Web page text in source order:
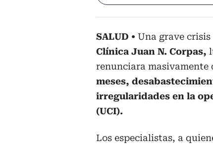
SALUD
Una grave
Clínica Juan N. Corpas,
renunciara masivamente
meses,
irregularidades en la
(UCI).
Los especialistas, a